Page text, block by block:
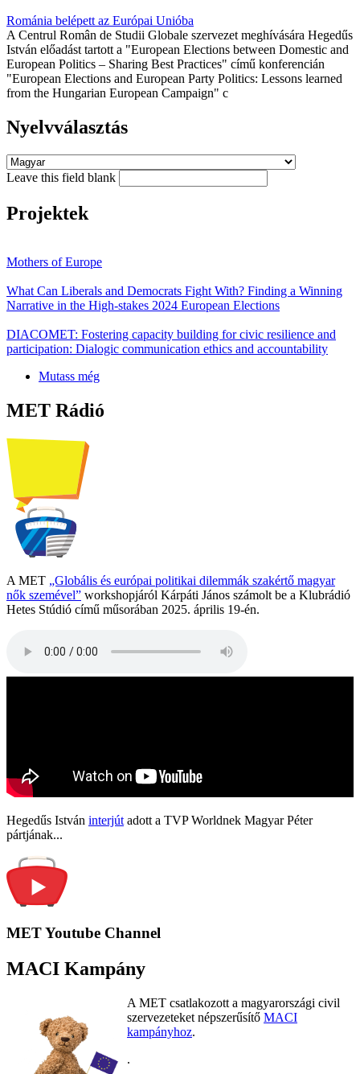
Románia belépett az Európai Unióba
A Centrul Român de Studii Globale szervezet meghívására Hegedűs
István előadást tartott a "European Elections between Domestic and
European Politics – Sharing Best Practices" című konferencián
"European Elections and European Party Politics: Lessons learned
from the Hungarian European Campaign" c
Nyelvválasztás
Leave this field blank
Projektek
Mothers of Europe
What Can Liberals and Democrats Fight With? Finding a Winning
Narrative in the High-stakes 2024 European Elections
DIACOMET: Fostering capacity building for civic resilience and
participation: Dialogic communication ethics and accountability
Mutass még
MET Rádió
A MET „Globális és európai politikai dilemmák szakértő magyar
nők szemével” workshopjáról Kárpáti János számolt be a Klubrádió
Hetes Stúdió című műsorában 2025. április 19-én.
Hegedűs István interjút adott a TVP Worldnek Magyar Péter
pártjának...
MET Youtube Channel
MACI Kampány
A MET csatlakozott a magyarországi civil
szervezeteket népszerűsítő MACI
kampányhoz.
.